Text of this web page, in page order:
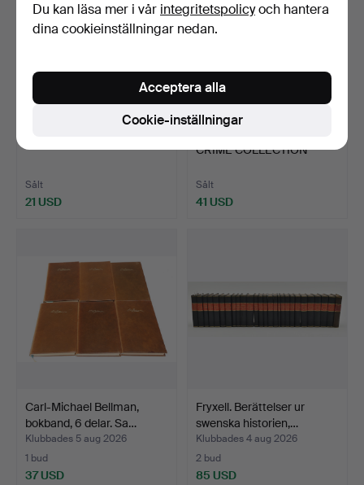
Sålt
21 USD
CRIME COLLECTION
Sålt
41 USD
Carl-Michael Bellman,
bokband, 6 delar. Sa…
Klubbades 5 aug 2026
1 bud
37 USD
Fryxell. Berättelser ur
swenska historien,…
Klubbades 4 aug 2026
2 bud
85 USD
Du kan läsa mer i vår integritetspolicyoch hantera
dina cookieinställningar nedan.
Cookie-inställningar
Acceptera alla